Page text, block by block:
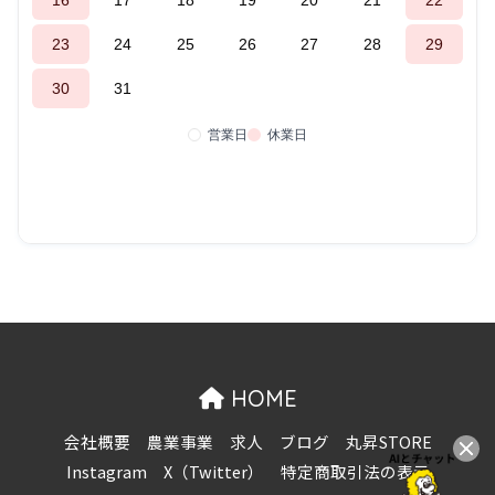
HOME
会社概要 農業事業 求人 ブログ
丸昇STORE
Instagram
X（Twitter） 特定商取引法の表示